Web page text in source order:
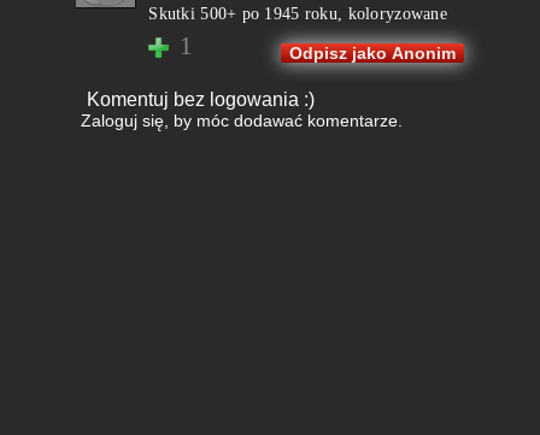
Skutki 500+ po 1945 roku, koloryzowane
1 Odpisz jako Anonim
Komentuj bez logowania :)
Zaloguj się, by móc dodawać komentarze.